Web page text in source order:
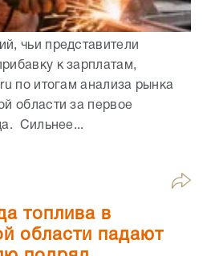
чьи представители
к зарплатам,
по итогам анализа рынка
области за первое
Сильнее...
топлива в
области падают